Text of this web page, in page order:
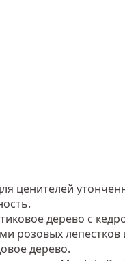
ценителей
дерево с
розовых
дерево.